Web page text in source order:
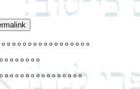
o o o o o o o o o o o o o o o o o
o o o o o o o o
o o o o o o o o o o o o o o o o